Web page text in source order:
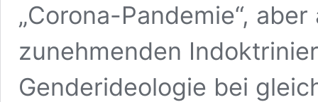
„Corona-Pandemie“,
zunehmenden
Genderideologie bei